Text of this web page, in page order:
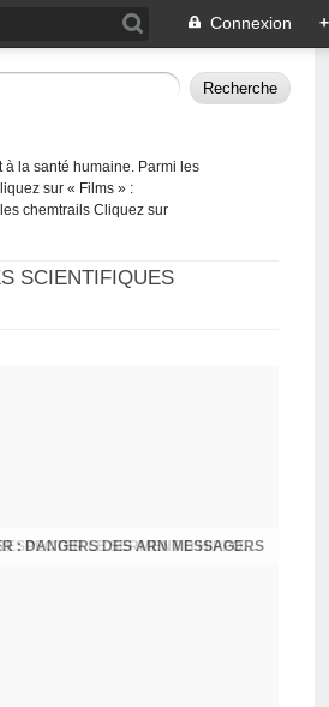
Connexion +
la santé humaine. Parmi les
sur « Films » :
chemtrails Cliquez sur
SCIENTIFIQUES
: DANGERS DES ARN MESSAGERS
USA - DR KORY : LA LICENCE DE SOIGNER OU RESPECTER LE SERMENT D'HIPPOCRATE CONTRE VENTS ET MARÉES